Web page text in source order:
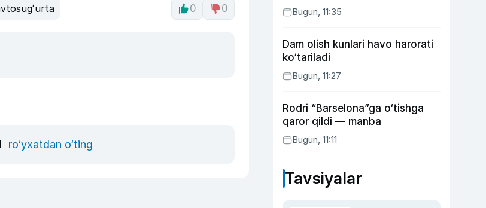
0 0
ro‘yxatdan o‘ting
uylangan Yorqinxo‘ja Umarov
34 yoshda
Bugun, 11:35
Dam olish kunlari havo harorati
ko‘tariladi
Bugun, 11:27
Rodri “Barselona”ga o‘tishga
qaror qildi — manba
Bugun, 11:11
Tavsiyalar